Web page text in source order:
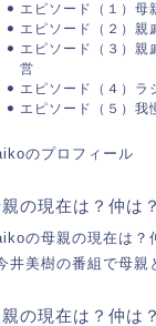
エピソード（１）母
エピソード（２）親
エピソード（３）親
営
エピソード（４）ラ
エピソード（５）我
のプロフィール
の現在は？仲は？
の母親の現在は？
井美樹の番組で母親
の現在は？仲は？